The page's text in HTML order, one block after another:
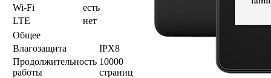
Wi-Fi
есть
LTE
нет
Общее
Влагозащита
IPX8
Продолжительность
работы
10000
страниц